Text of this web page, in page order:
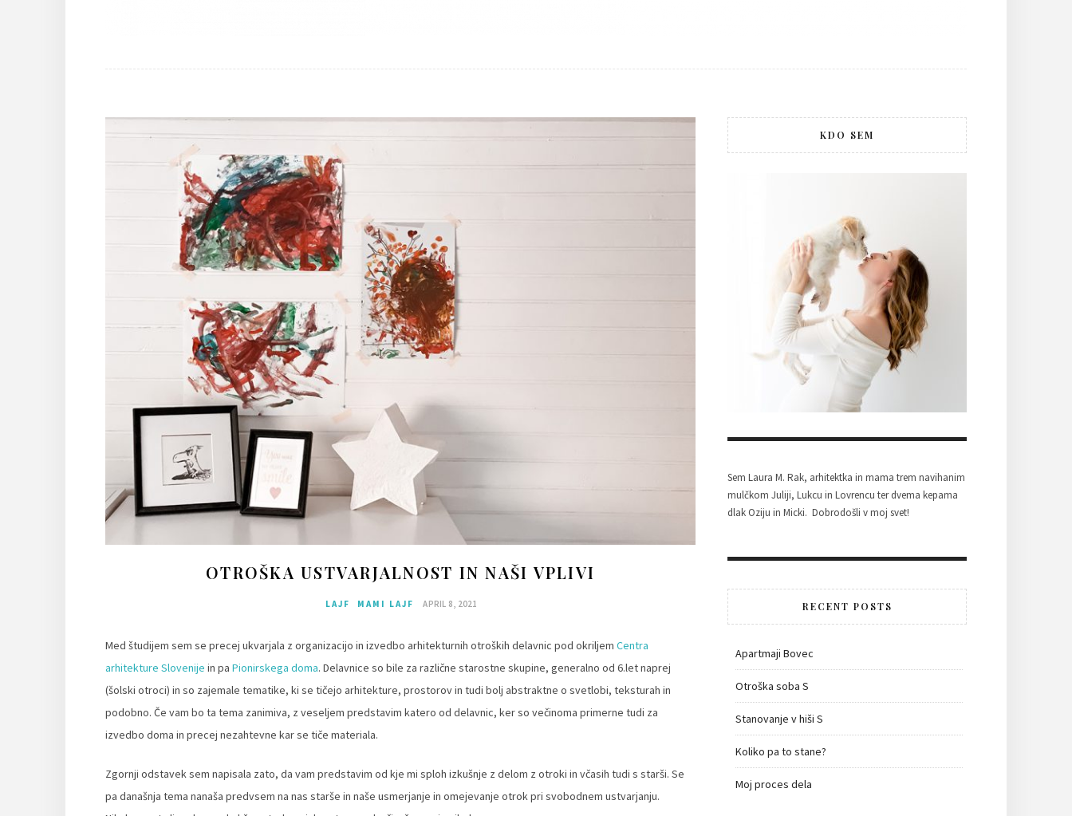
OTROŠKA USTVARJALNOST IN NAŠI VPLIVI
LAJF MAMI LAJF APRIL 8, 2021
Med študijem sem se precej ukvarjala z organizacijo in izvedbo arhitekturnih otroških delavnic pod okriljem Centra
arhitekture Slovenije in pa Pionirskega doma. Delavnice so bile za različne starostne skupine, generalno od 6.let naprej
(šolski otroci) in so zajemale tematike, ki se tičejo arhitekture, prostorov in tudi bolj abstraktne o svetlobi, teksturah in
podobno. Če vam bo ta tema zanimiva, z veseljem predstavim katero od delavnic, ker so večinoma primerne tudi za
izvedbo doma in precej nezahtevne kar se tiče materiala.
Zgornji odstavek sem napisala zato, da vam predstavim od kje mi sploh izkušnje z delom z otroki in včasih tudi s starši. Se
pa današnja tema nanaša predvsem na nas starše in naše usmerjanje in omejevanje otrok pri svobodnem ustvarjanju.
KDO SEM
Sem Laura M. Rak, arhitektka in mama trem navihanim
mulčkom Juliji, Lukcu in Lovrencu ter dvema kepama
dlak Oziju in Micki. Dobrodošli v moj svet!
RECENT POSTS
Apartmaji Bovec
Otroška soba S
Stanovanje v hiši S
Koliko pa to stane?
Moj proces dela